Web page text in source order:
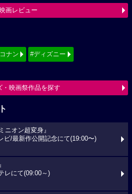
画レビュー
ナン #ディズニー
・映画祭作品を探す
ニオン超変身』
ビ/最新作公開記念にて(19:00〜)
レにて(09:00～)